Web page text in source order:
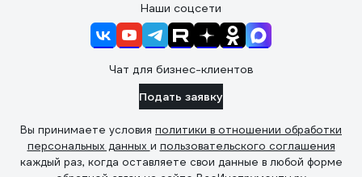
Наши соцсети
Чат для бизнес-клиентов
Подать заявку
Вы принимаете условия политики в отношении обработки
персональных данных и пользовательского соглашения
каждый раз, когда оставляете свои данные в любой форме